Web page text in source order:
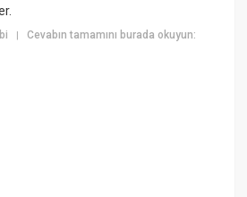
|Cevabın tamamını burada okuyun: